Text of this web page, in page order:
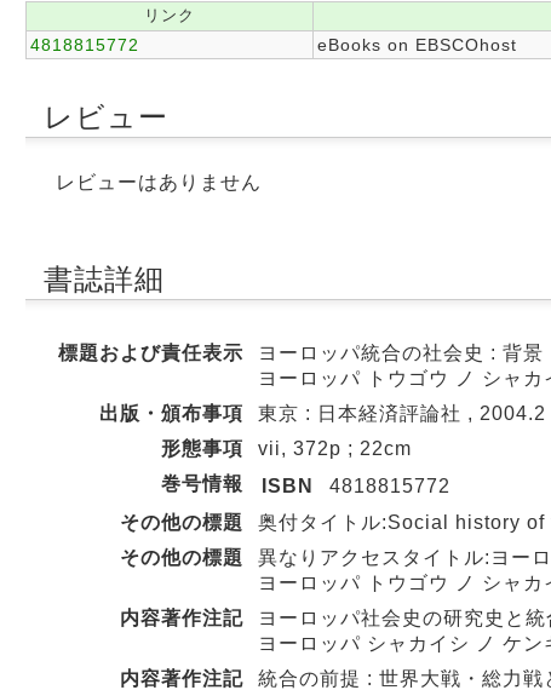
リンク
4818815772 eBooks on EBSCOhost
レビュー
レビューはありません
書誌詳細
標題および責任表示
ヨーロッパ統合の社会史 : 背
ヨーロッパ トウゴウ ノ シャ
出版・頒布事項
東京 : 日本経済評論社 , 2004.2
形態事項
vii, 372p ; 22cm
巻号情報
ISBN
4818815772
その他の標題
奥付タイトル:Social history
その他の標題
異なりアクセスタイトル:ヨー
ヨーロッパ トウゴウ ノ シャ
内容著作注記
ヨーロッパ社会史の研究史と
ヨーロッパ シャカイシ ノ ケ
内容著作注記
統合の前提 : 世界大戦・総力